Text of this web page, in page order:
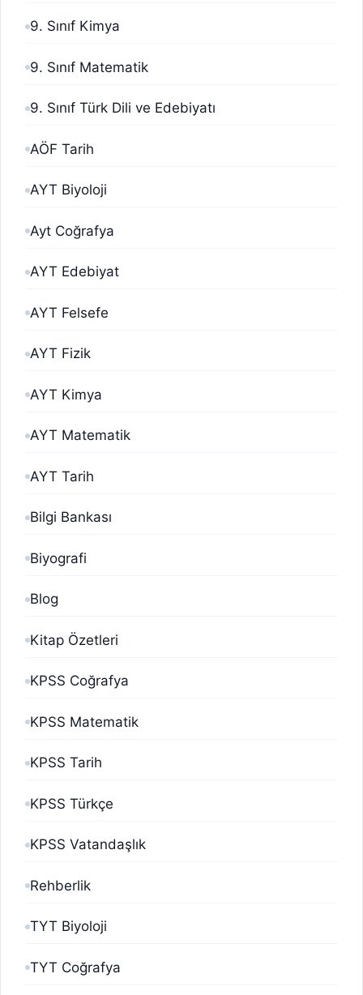
9. Sınıf Kimya
9. Sınıf Matematik
9. Sınıf Türk Dili ve Edebiyatı
AÖF Tarih
AYT Biyoloji
Ayt Coğrafya
AYT Edebiyat
AYT Felsefe
AYT Fizik
AYT Kimya
AYT Matematik
AYT Tarih
Bilgi Bankası
Biyografi
Blog
Kitap Özetleri
KPSS Coğrafya
KPSS Matematik
KPSS Tarih
KPSS Türkçe
KPSS Vatandaşlık
Rehberlik
TYT Biyoloji
TYT Coğrafya